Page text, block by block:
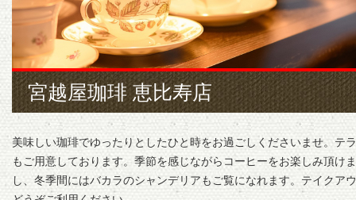
宮越屋珈琲 恵比寿店
美味しい珈琲でゆったりとしたひと時をお過ごしくださいませ。テ
もご用意しております。季節を感じながらコーヒーをお楽しみ頂け
し、冬季間にはバカラのシャンデリアもご覧になれます。テイクア